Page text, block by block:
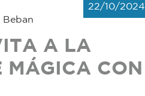
22/10/2024
Beban
A LA
MÁGICA CON